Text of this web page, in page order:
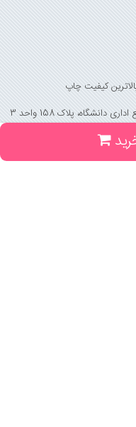
کیفیت چاپ
پلاک 158 واحد 3